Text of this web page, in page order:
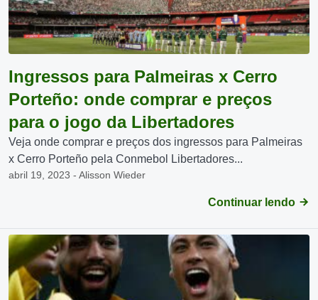
Ingressos para Palmeiras x Cerro
Porteño: onde comprar e preços
para o jogo da Libertadores
Veja onde comprar e preços dos ingressos para Palmeiras
x Cerro Porteño pela Conmebol Libertadores...
abril 19, 2023 - Alisson Wieder
Continuar lendo